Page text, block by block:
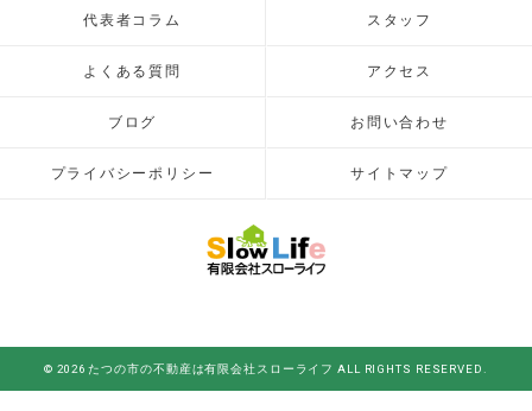
代表者コラム スタッフ
よくある質問 アクセス
ブログ お問い合わせ
プライバシーポリシー サイトマップ
© 2026 たつの市の不動産は有限会社スローライフ ALL RIGHTS RESERVED.